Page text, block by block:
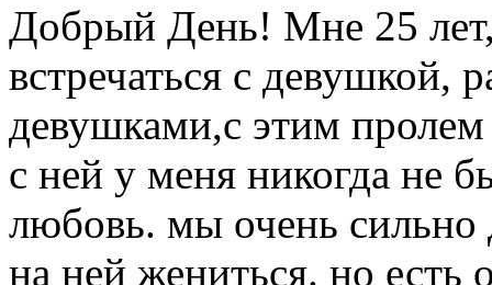
Добрый День! Мне 25 лет,
встречаться с девушкой,
девушками,с этим пролем
с ней у меня никогда не
любовь. мы очень сильно
на ней жениться. но есть